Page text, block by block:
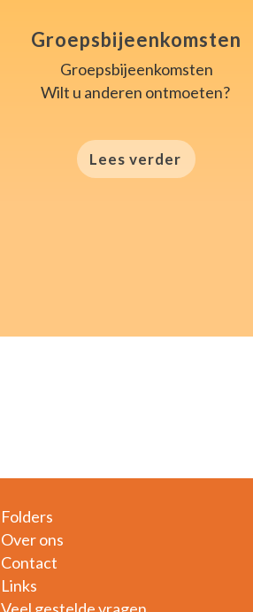
Groepsbijeenkomsten
Groepsbijeenkomsten
Wilt u anderen ontmoeten?
Lees verder
Folders
Over ons
Contact
Links